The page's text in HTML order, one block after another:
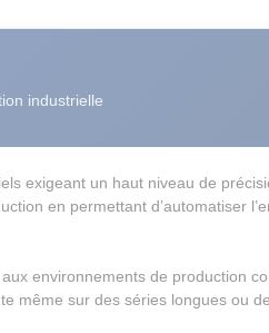
industrielle
exigeant un haut niveau de
en permettant d’automatiser
environnements de production
même sur des séries longues ou